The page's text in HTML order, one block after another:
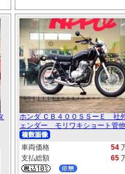
ホンダ ＣＢ４００ＳＳーＥ 社
ェンダー モリワキショート管
車両価格 54
支払総額
65